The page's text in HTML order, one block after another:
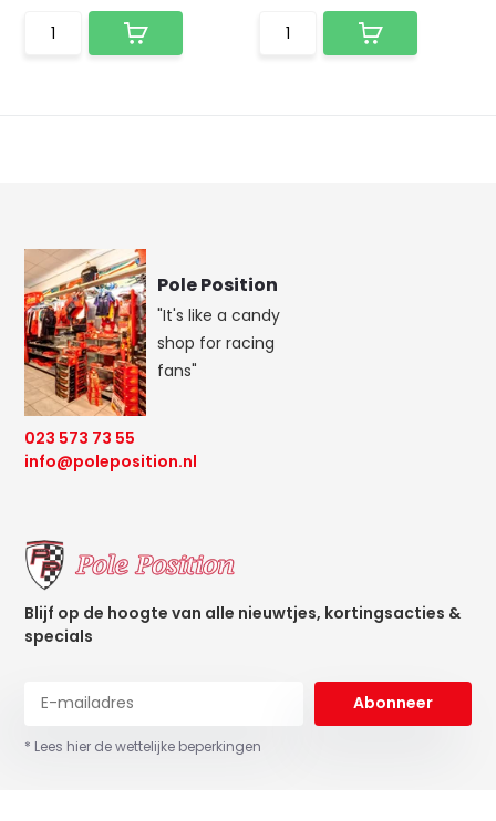
Pole Position
"It's like a candy
shop for racing
fans"
023 573 73 55
info@poleposition.nl
Blijf op de hoogte van alle nieuwtjes, kortingsacties &
specials
Abonneer
* Lees hier de wettelijke beperkingen